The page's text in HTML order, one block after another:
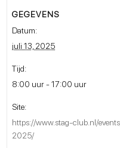
GEGEVENS
Datum:
juli 13, 2025
Tijd:
8:00 uur - 17:00 uur
Site:
https://www.stag-club.nl/
2025/